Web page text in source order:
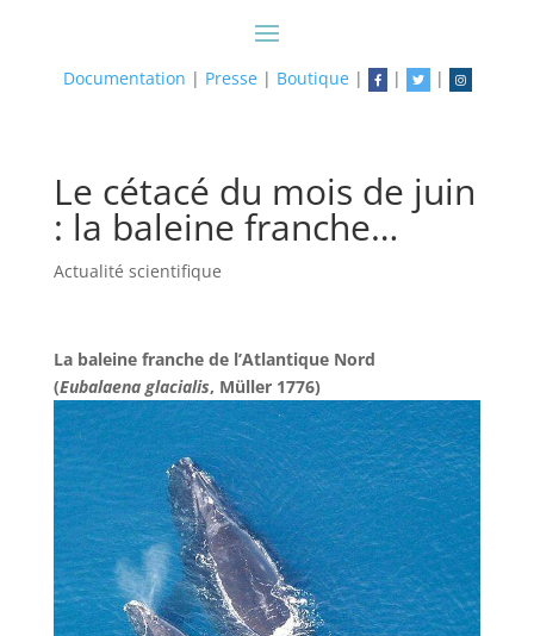
Documentation | Presse| Boutique| | |
Le cétacé du mois de juin
: la baleine franche…
Actualité scientifique
La baleine franche de l’Atlantique Nord
(Eubalaena glacialis, Müller 1776)